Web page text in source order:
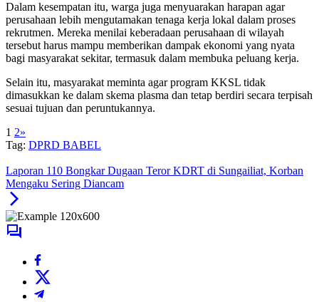
Dalam kesempatan itu, warga juga menyuarakan harapan agar
perusahaan lebih mengutamakan tenaga kerja lokal dalam proses
rekrutmen. Mereka menilai keberadaan perusahaan di wilayah
tersebut harus mampu memberikan dampak ekonomi yang nyata
bagi masyarakat sekitar, termasuk dalam membuka peluang kerja.
Selain itu, masyarakat meminta agar program KKSL tidak
dimasukkan ke dalam skema plasma dan tetap berdiri secara terpisah
sesuai tujuan dan peruntukannya.
1 2»
Tag: DPRD BABEL
Laporan 110 Bongkar Dugaan Teror KDRT di Sungailiat, Korban
Mengaku Sering Diancam